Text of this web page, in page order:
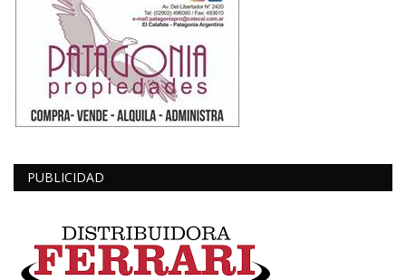
PUBLICIDAD